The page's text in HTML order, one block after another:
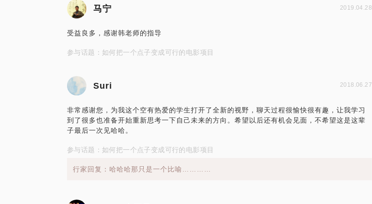
马宁 2019.04.28
受益良多，感谢韩老师的指导
参与话题：如何把一个点子变成可行的电影项目
Suri 2018.06.27
非常感谢您，为我这个空有热爱的学生打开了全新的视野，聊天过程很愉快很有趣，让我学习
到了很多也准备开始重新思考一下自己未来的方向。希望以后还有机会见面，不希望这是这辈
子最后一次见哈哈。
参与话题：如何把一个点子变成可行的电影项目
行家回复：哈哈哈那只是一个比喻…………